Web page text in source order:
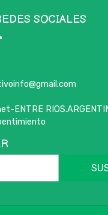
SOCIALES
ENTRE